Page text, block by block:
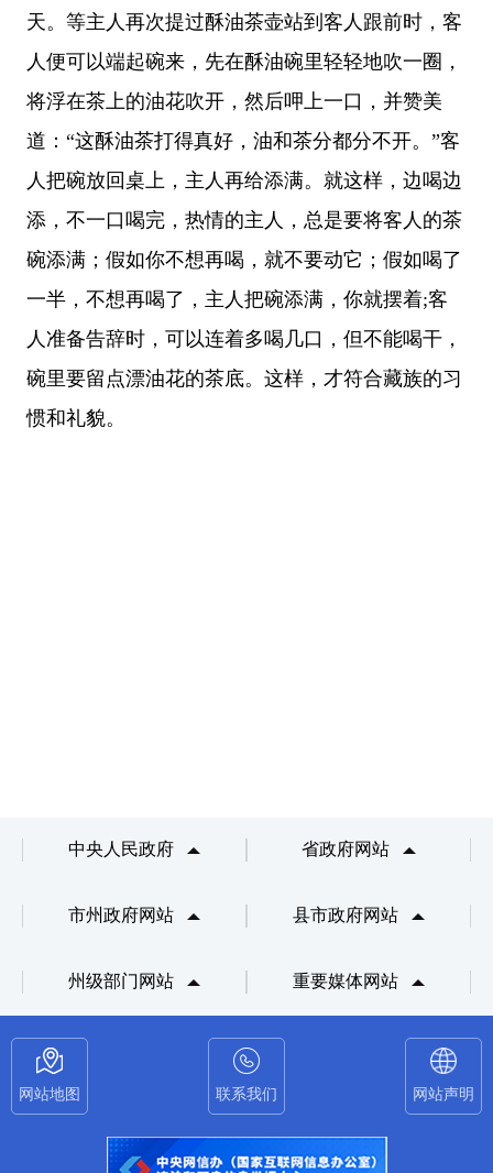
天。等主人再次提过酥油茶壶站到客人跟前时，客
人便可以端起碗来，先在酥油碗里轻轻地吹一圈，
将浮在茶上的油花吹开，然后呷上一口，并赞美
道：“这酥油茶打得真好，油和茶分都分不开。”客
人把碗放回桌上，主人再给添满。就这样，边喝边
添，不一口喝完，热情的主人，总是要将客人的茶
碗添满；假如你不想再喝，就不要动它；假如喝了
一半，不想再喝了，主人把碗添满，你就摆着;客
人准备告辞时，可以连着多喝几口，但不能喝干，
碗里要留点漂油花的茶底。这样，才符合藏族的习
惯和礼貌。
中央人民政府 省政府网站
市州政府网站 县市政府网站
州级部门网站 重要媒体网站
网站地图 联系我们 网站声明